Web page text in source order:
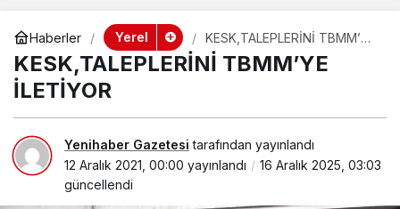
Haberler Yerel
KESK,TALEPLERİNİ TBMM’YE
İLETİYOR
KESK,TALEPLERİNİ TBMM’YE
İLETİYOR
Yenihaber Gazetesi tarafından yayınlandı
12 Aralık 2021, 00:00 yayınlandı
16 Aralık 2025, 03:03
güncellendi